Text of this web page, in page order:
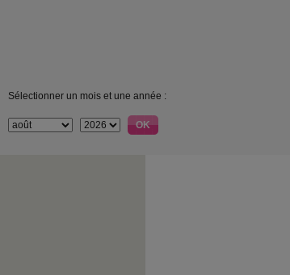
Sélectionner un mois et une année :